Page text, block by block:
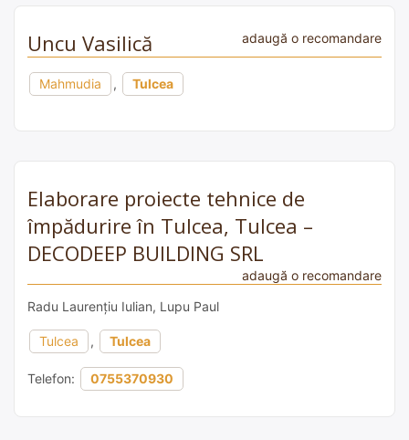
Uncu Vasilică adaugă o recomandare
Mahmudia , Tulcea
Elaborare proiecte tehnice de
împădurire în Tulcea, Tulcea –
DECODEEP BUILDING SRL
adaugă o recomandare
Radu Laurențiu Iulian, Lupu Paul
Tulcea , Tulcea
Telefon: 0755370930